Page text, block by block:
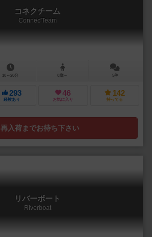
コネクチーム
Connec'Team
10～20分 8歳～ 5件
293
経験あり
46
お気に入り
142
持ってる
再入荷までお待ち下さい
リバーボート
Riverboat